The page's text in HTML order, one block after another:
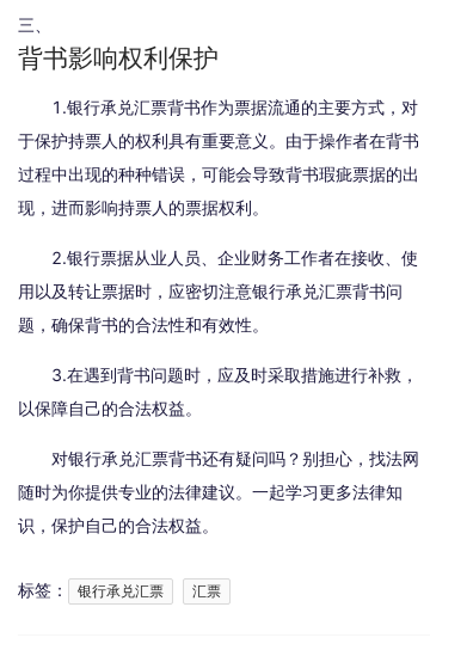
三、
背书影响权利保护
1.银行承兑汇票背书作为票据流通的主要方式，对
于保护持票人的权利具有重要意义。由于操作者在背书
过程中出现的种种错误，可能会导致背书瑕疵票据的出
现，进而影响持票人的票据权利。
2.银行票据从业人员、企业财务工作者在接收、使
用以及转让票据时，应密切注意银行承兑汇票背书问
题，确保背书的合法性和有效性。
3.在遇到背书问题时，应及时采取措施进行补救，
以保障自己的合法权益。
对银行承兑汇票背书还有疑问吗？别担心，找法网
随时为你提供专业的法律建议。一起学习更多法律知
识，保护自己的合法权益。
标签： 银行承兑汇票 汇票